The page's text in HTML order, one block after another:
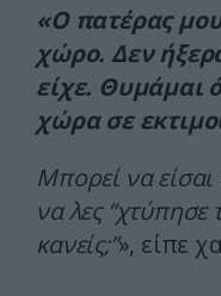
«Ο πατέρας
χώρο. Δεν
είχε. Θυμάμαι
χώρα σε
Μπορεί να
να λες
κανείς;”», είπε